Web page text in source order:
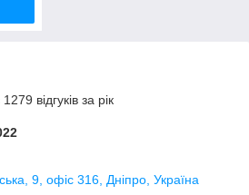
відгуків за рік
9, офіс 316, Дніпро, Україна